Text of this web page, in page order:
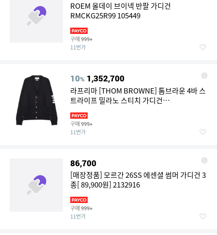
ROEM 올데이 브이넥 반팔 가디건
RMCKG25R99 105449
구매 999+
11번가
10% 1,352,700
라프리마 [THOM BROWNE] 톰브라운 4바 스
트라이프 밀라노 스티치 가디건
MKC171A00219-415
구매 999+
11번가
86,700
[매장정품] 모르간 26SS 에센셜 썸머 가디건 3
종[ 89,900원] 2132916
구매 999+
11번가